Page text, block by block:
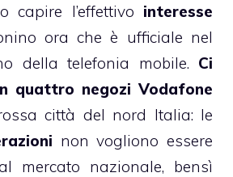
capire l’effettivo interesse
ora che è ufficiale nel
della telefonia mobile. Ci
quattro negozi Vodafone
città del nord Italia: le
non vogliono essere
mercato nazionale, bensì